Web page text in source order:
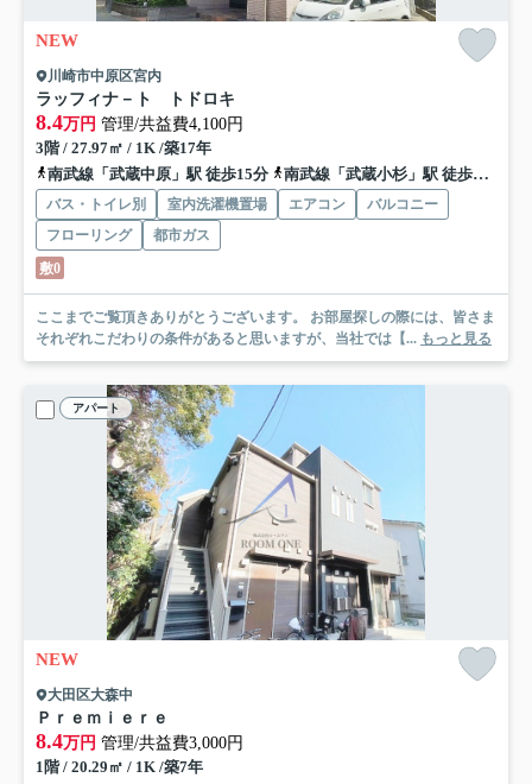
NEW
川崎市中原区宮内
ラッフィナ－ト トドロキ
8.4万円 管理/共益費4,100円
3階 / 27.97㎡ / 1K /築17年
南武線「武蔵中原」駅 徒歩15分
南武線「武蔵小杉」駅 徒歩27分
バス・トイレ別 室内洗濯機置場 エアコン
バルコニー
フローリング
都市ガス
敷0
ここまでご覧頂きありがとうございます。 お部屋探しの際には、皆さま
それぞれこだわりの条件があると思いますが、当社では【... もっと見る
アパート
NEW
大田区大森中
Ｐｒｅｍｉｅｒｅ
8.4万円 管理/共益費3,000円
1階 / 20.29㎡ / 1K /築7年